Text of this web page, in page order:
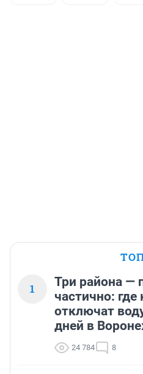
1
Три района —
частично: где
отключат
дней в
24 784 8